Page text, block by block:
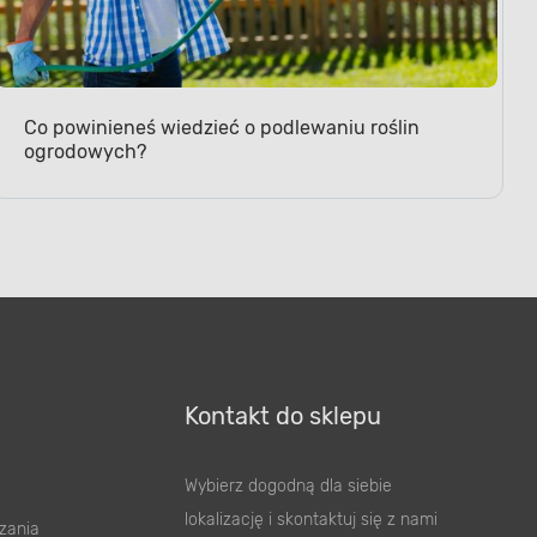
Co powinieneś wiedzieć o podlewaniu roślin
ogrodowych?
Kontakt do sklepu
Wybierz dogodną dla siebie
lokalizację i skontaktuj się z nami